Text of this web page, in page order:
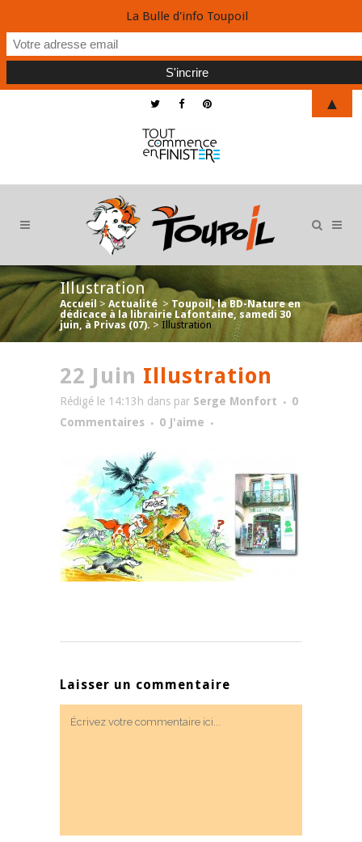
Illustration
Accueil > Actualité > Toupoil, la BD-Nature en
dédicace à la librairie Lafontaine, samedi 30
juin, à Privas (07). > Illustration
22 Juin Illustration
Rédigé le 14:13h dans par Serge Monfort
0
Commentaires
0 J'aime
Laisser un commentaire
La Bulle d'info Toupoil
▲